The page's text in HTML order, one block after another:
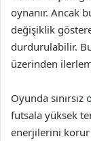
oynanır. Ancak
değişiklik
durdurulabilir.
üzerinden
Oyunda
futsala yüksek
enerjilerini korur